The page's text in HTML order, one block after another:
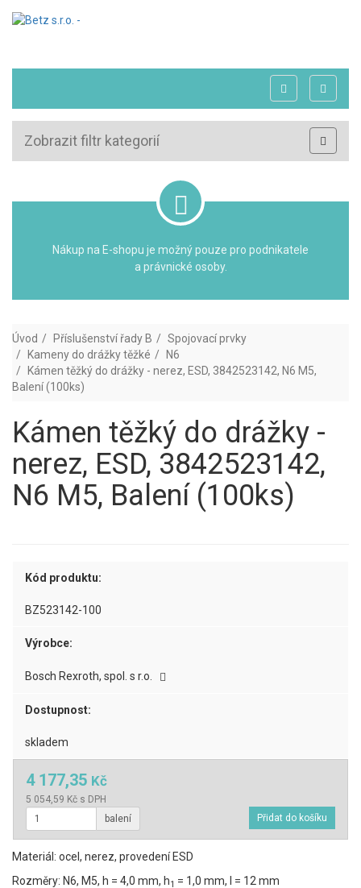
Zobrazit filtr kategorií
Nákup na E-shopu je možný pouze pro podnikatele
a právnické osoby.
Úvod Příslušenství řady B
Spojovací prvky
Kameny do drážky těžké
N6
Kámen těžký do drážky - nerez, ESD, 3842523142, N6 M5,
Balení (100ks)
Kámen těžký do drážky -
nerez, ESD, 3842523142,
N6 M5, Balení (100ks)
Kód produktu:
BZ523142-100
Výrobce:
Bosch Rexroth, spol. s r.o.
Dostupnost:
skladem
4 177,35 Kč
5 054,59 Kč s DPH
balení
Materiál: ocel, nerez, provedení ESD
Rozměry: N6, M5, h = 4,0 mm, h1 = 1,0 mm, l = 12 mm